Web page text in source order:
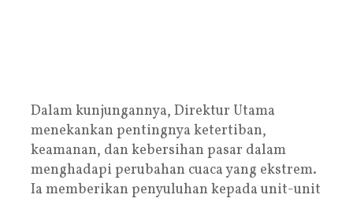
Dalam kunjungannya, Direktur Utama
menekankan pentingnya ketertiban,
keamanan, dan kebersihan pasar dalam
menghadapi perubahan cuaca yang ekstrem.
Ia memberikan penyuluhan kepada unit-unit